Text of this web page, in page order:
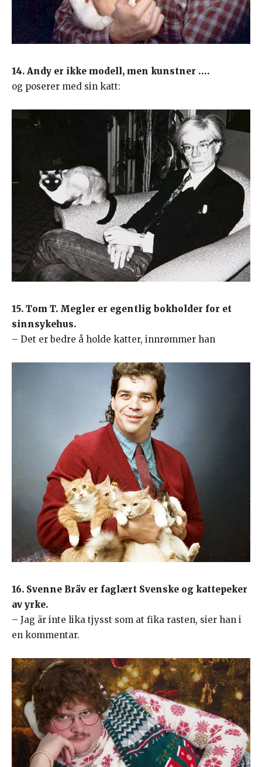
14. Andy er ikke modell, men kunstner ….
og poserer med sin katt:
15. Tom T. Megler er egentlig bokholder for et
sinnsykehus.
– Det er bedre å holde katter, innrømmer han
16. Svenne Bräv er faglært Svenske og kattepeker
av yrke.
– Jag är inte lika tjysst som at fika rasten, sier han i
en kommentar.